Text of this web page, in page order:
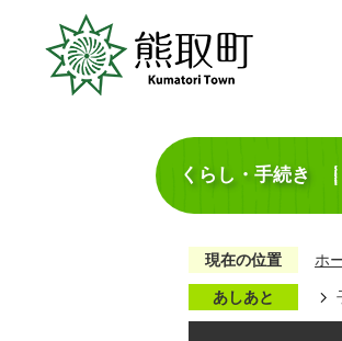
くらし・手続き
現在の位置 ホ
あしあと